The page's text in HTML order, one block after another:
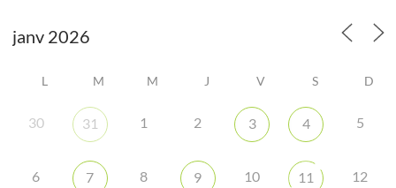
L M M J V S D
30 31 1 2 3 4 5
6 7 8 9 10 11 12